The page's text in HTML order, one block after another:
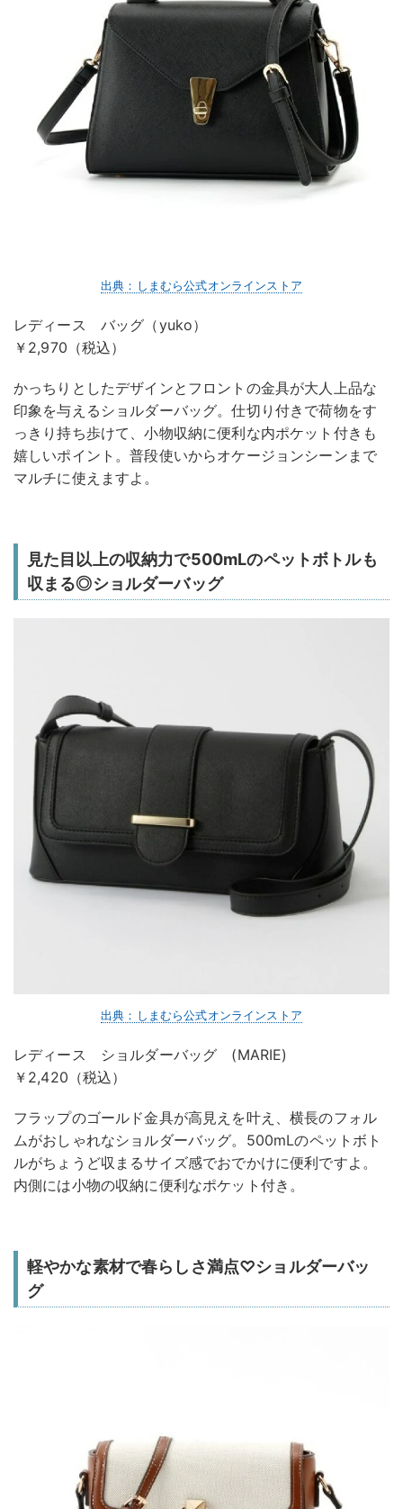
出典：しまむら公式オンラインストア
レディース バッグ（yuko）
￥2,970（税込）
かっちりとしたデザインとフロントの金具が大人上品な
印象を与えるショルダーバッグ。仕切り付きで荷物をす
っきり持ち歩けて、小物収納に便利な内ポケット付きも
嬉しいポイント。普段使いからオケージョンシーンまで
マルチに使えますよ。
見た目以上の収納力で500mLのペットボトルも
収まる◎ショルダーバッグ
出典：しまむら公式オンラインストア
レディース ショルダーバッグ (MARIE)
￥2,420（税込）
フラップのゴールド金具が高見えを叶え、横長のフォル
ムがおしゃれなショルダーバッグ。500mLのペットボト
ルがちょうど収まるサイズ感でおでかけに便利ですよ。
内側には小物の収納に便利なポケット付き。
軽やかな素材で春らしさ満点♡ショルダーバッ
グ